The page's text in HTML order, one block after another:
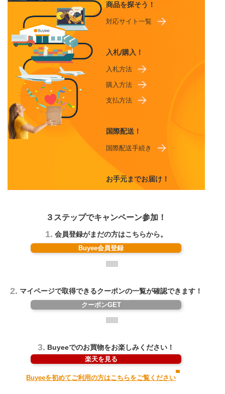
商品を探そう！
対応サイト一覧
入札/購入！
入札方法
購入方法
支払方法
国際配送！
国際配送手続き
お手元までお届け！
３ステップでキャンペーン参加！
1. 会員登録がまだの方はこちらから。
Buyee会員登録
2. マイページで取得できるクーポンの一覧が確認できます！
クーポンGET
3. Buyeeでのお買物をお楽しみください！
楽天を見る
Buyeeを初めてご利用の方はこちらをご覧ください